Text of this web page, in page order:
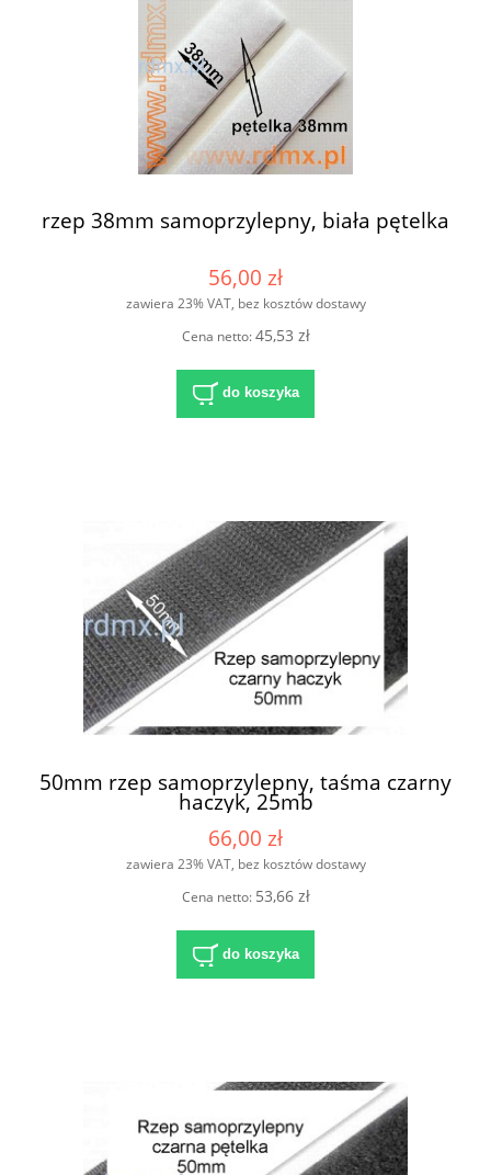
rzep 38mm samoprzylepny, biała pętelka
56,00 zł
zawiera 23% VAT, bez kosztów dostawy
Cena netto:45,53 zł
do koszyka
50mm rzep samoprzylepny, taśma czarny
haczyk, 25mb
66,00 zł
zawiera 23% VAT, bez kosztów dostawy
Cena netto: 53,66 zł
do koszyka